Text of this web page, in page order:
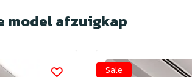
model afzuigkap
Sale